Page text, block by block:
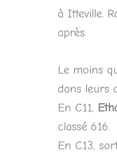
à Itteville.
après.
Le moins
dans leurs
En C11,
classé 616.
En C13,